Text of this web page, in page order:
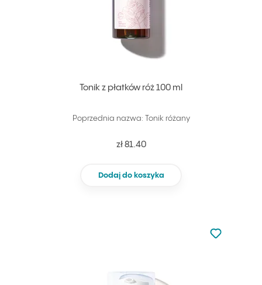
Tonik z płatków róż 100 ml
Poprzednia nazwa: Tonik różany
zł 81.40
Dodaj do koszyka
Nie dodano
Dodaj do